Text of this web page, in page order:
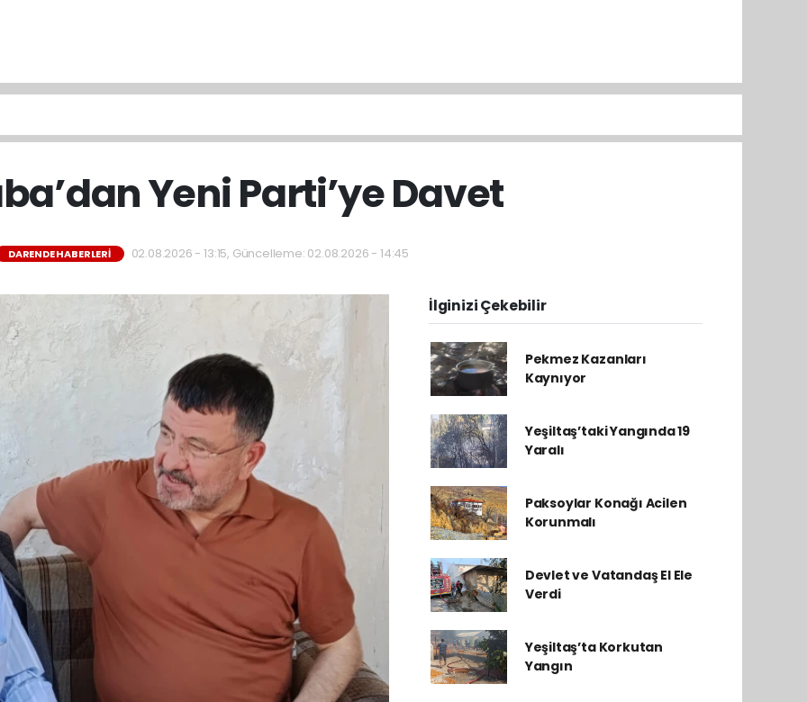
Yeni Parti’ye Davet
DARENDE HABERLERI 02.08.2026 - 13:15, Güncelleme: 02.08.2026 - 14:45
İlginizi Çekebilir
Pekmez Kazanları
Kaynıyor
Yeşiltaş’taki Yangında 19
Yaralı
Paksoylar Konağı Acilen
Korunmalı
Devlet ve Vatandaş El Ele
Verdi
Yeşiltaş’ta Korkutan
Yangın